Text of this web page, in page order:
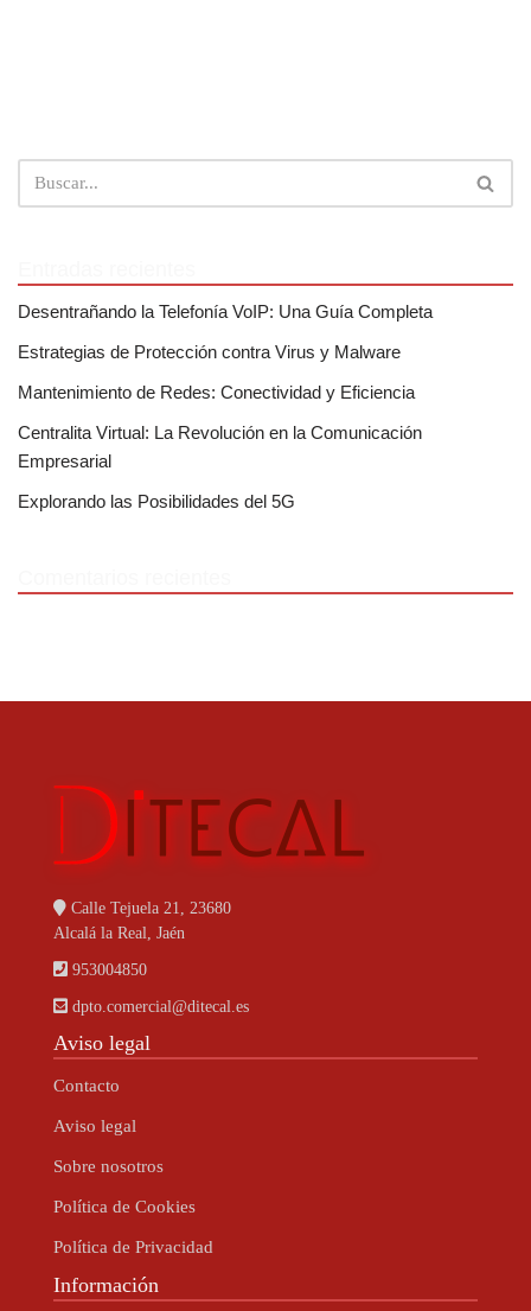
Desentrañando la Telefonía VoIP: Una Guía Completa
Estrategias de Protección contra Virus y Malware
Mantenimiento de Redes: Conectividad y Eficiencia
Centralita Virtual: La Revolución en la Comunicación
Empresarial
Explorando las Posibilidades del 5G
Calle Tejuela 21, 23680
Alcalá la Real, Jaén
953004850
dpto.comercial@ditecal.es
Aviso legal
Contacto
Aviso legal
Sobre nosotros
Política de Cookies
Política de Privacidad
Información